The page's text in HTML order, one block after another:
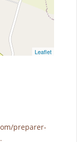
Leaflet
preparer-